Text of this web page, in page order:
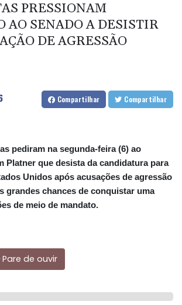
PRESSIONAM
AO SENADO A DESISTIR
DE AGRESSÃO
Compartilhar Compartilhar
pediram na segunda-feira (6) ao
Platner que desista da candidatura para
Unidos após acusações de agressão
grandes chances de conquistar uma
de meio de mandato.
Pare de ouvir